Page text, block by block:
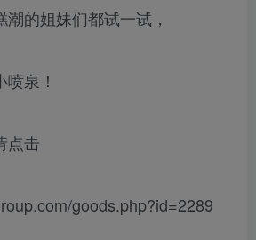
的姐妹们都试一试，
泉！
点击
goods.php?id=2289